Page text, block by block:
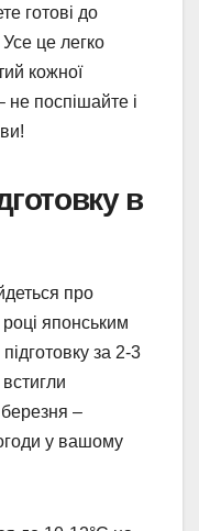
готові до
це легко
кожної
не поспішайте і
в
про
японським
за 2-3
–
у вашому